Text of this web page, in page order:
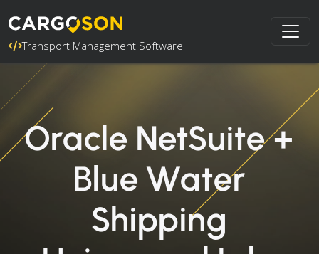
Transport Management Software
Oracle NetSuite +
Blue Water
Shipping